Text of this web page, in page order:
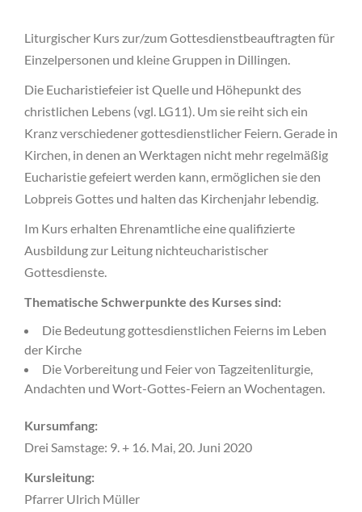
Liturgischer Kurs zur/zum Gottesdienstbeauftragten für
Einzelpersonen und kleine Gruppen in Dillingen.
Die Eucharistiefeier ist Quelle und Höhepunkt des
christlichen Lebens (vgl. LG11). Um sie reiht sich ein
Kranz verschiedener gottesdienstlicher Feiern. Gerade in
Kirchen, in denen an Werktagen nicht mehr regelmäßig
Eucharistie gefeiert werden kann, ermöglichen sie den
Lobpreis Gottes und halten das Kirchenjahr lebendig.
Im Kurs erhalten Ehrenamtliche eine qualifizierte
Ausbildung zur Leitung nichteucharistischer
Gottesdienste.
Thematische Schwerpunkte des Kurses sind:
Die Bedeutung gottesdienstlichen Feierns im Leben
der Kirche
Die Vorbereitung und Feier von Tagzeitenliturgie,
Andachten und Wort-Gottes-Feiern an Wochentagen.
Kursumfang:
Drei Samstage: 9. + 16. Mai, 20. Juni 2020
Kursleitung:
Pfarrer Ulrich Müller